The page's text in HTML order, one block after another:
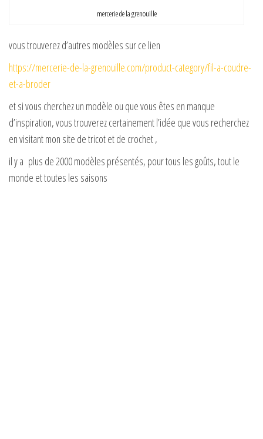
mercerie de la grenouille
vous trouverez d’autres modèles sur ce lien
https://mercerie-de-la-grenouille.com/product-category/fil-a-coudre-
et-a-broder
et si vous cherchez un modèle ou que vous êtes en manque
d’inspiration, vous trouverez certainement l’idée que vous recherchez
en visitant mon site de tricot et de crochet ,
il y a plus de 2000 modèles présentés, pour tous les goûts, tout le
monde et toutes les saisons